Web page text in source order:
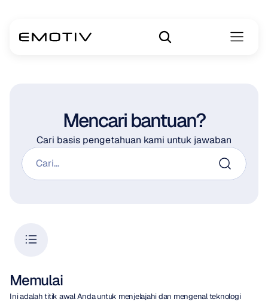
Mencari bantuan?
Cari basis pengetahuan kami untuk jawaban
Cari...
Memulai
Ini adalah titik awal Anda untuk menjelajahi dan mengenal teknologi